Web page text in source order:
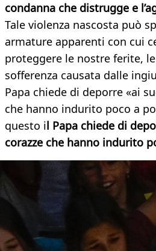
condanna che distrugge e
Tale violenza nascosta può
armature apparenti con cui
proteggere le nostre ferite,
sofferenza causata dalle
Papa chiede di deporre «ai
che hanno indurito poco a
questo il Papa chiede di
corazze che hanno indurito